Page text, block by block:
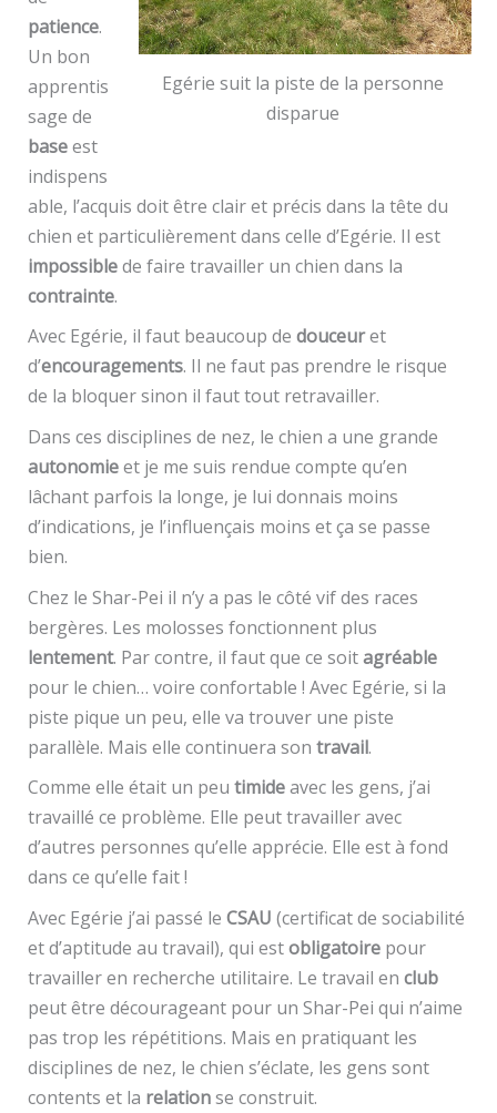
Egérie suit la piste de la personne
disparue
patience.
Un bon
apprentis
sage de
baseest
indispens
able, l’acquis doit être clair et précis dans la tête du
chien et particulièrement dans celle d’Egérie. Il est
impossiblede faire travailler un chien dans la
contrainte.
Avec Egérie, il faut beaucoup de douceuret
d’encouragements. Il ne faut pas prendre le risque
de la bloquer sinon il faut tout retravailler.
Dans ces disciplines de nez, le chien a une grande
autonomieet je me suis rendue compte qu’en
lâchant parfois la longe, je lui donnais moins
d’indications, je l’influençais moins et ça se passe
bien.
Chez le Shar-Pei il n’y a pas le côté vif des races
bergères. Les molosses fonctionnent plus
lentement. Par contre, il faut que ce soitagréable
pour le chien… voire confortable ! Avec Egérie, si la
piste pique un peu, elle va trouver une piste
parallèle. Mais elle continuera son travail.
Comme elle était un peu timideavec les gens, j’ai
travaillé ce problème. Elle peut travailler avec
d’autres personnes qu’elle apprécie. Elle est à fond
dans ce qu’elle fait !
Avec Egérie j’ai passé le CSAU (certificat de sociabilité
et d’aptitude au travail), qui estobligatoirepour
travailler en recherche utilitaire. Le travail en club
peut être décourageant pour un Shar-Pei qui n’aime
pas trop les répétitions. Mais en pratiquant les
disciplines de nez, le chien s’éclate, les gens sont
contents et la relationse construit.